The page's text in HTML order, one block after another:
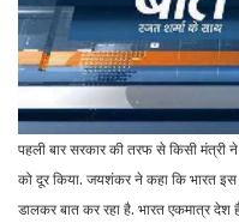
पहली बार सरकार की तरफ से किसी मंत्री
को दूर किया. जयशंकर ने कहा कि भारत
डालकर बात कर रहा है. भारत एकमात्र